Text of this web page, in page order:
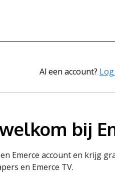
Al een account?
bij
Emerce account en krijg
en Emerce TV.